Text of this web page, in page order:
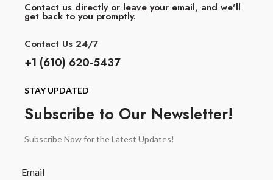
Contact us directly or leave your email, and we'll
get back to you promptly.
Contact Us 24/7
+1 (610) 620-5437
STAY UPDATED
Subscribe to Our Newsletter!
Subscribe Now for the Latest Updates!
Email